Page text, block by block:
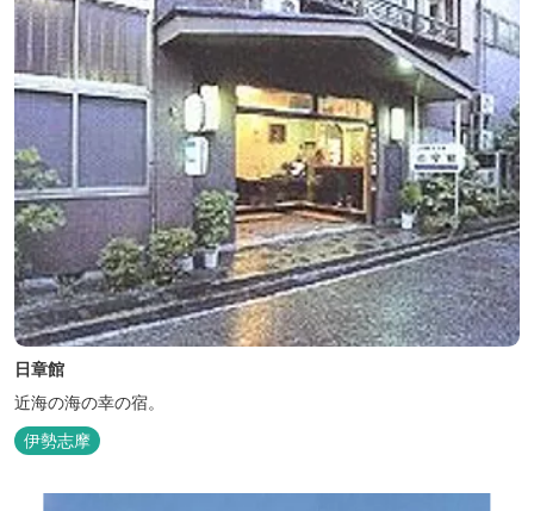
日章館
近海の海の幸の宿。
伊勢志摩